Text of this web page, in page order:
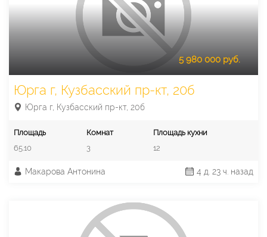
5 980 000 руб.
Юрга г, Кузбасский пр-кт, 20б
Юрга г, Кузбасский пр-кт, 20б
Площадь
65.10
Комнат
3
Площадь кухни
12
Макарова Антонина 4 д. 23 ч. назад